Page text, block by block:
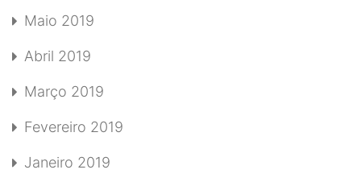
Maio 2019
Abril 2019
Março 2019
Fevereiro 2019
Janeiro 2019